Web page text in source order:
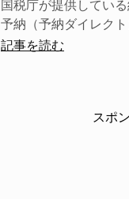
国税庁が提供してい
予納（予納ダイレク
記事を読む
スポ